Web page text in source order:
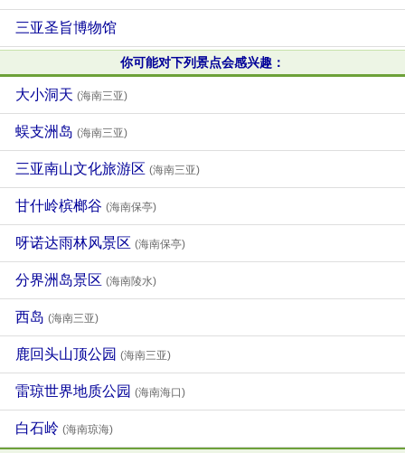
三亚圣旨博物馆
你可能对下列景点会感兴趣：
大小洞天 (海南三亚)
蜈支洲岛 (海南三亚)
三亚南山文化旅游区 (海南三亚)
甘什岭槟榔谷 (海南保亭)
呀诺达雨林风景区 (海南保亭)
分界洲岛景区 (海南陵水)
西岛 (海南三亚)
鹿回头山顶公园 (海南三亚)
雷琼世界地质公园 (海南海口)
白石岭 (海南琼海)